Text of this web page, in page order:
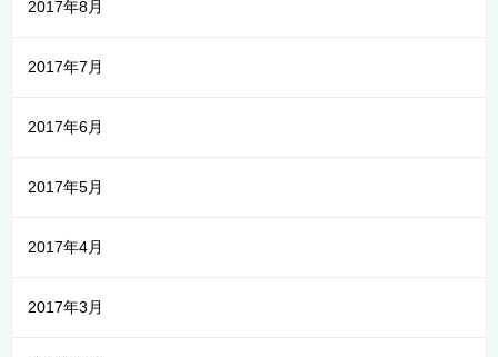
2017年8月
2017年7月
2017年6月
2017年5月
2017年4月
2017年3月